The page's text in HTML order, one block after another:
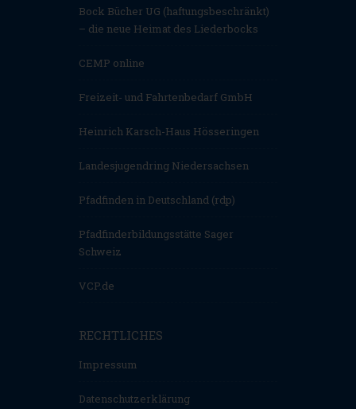
Bock Bücher UG (haftungsbeschränkt)
– die neue Heimat des Liederbocks
CEMP online
Freizeit- und Fahrtenbedarf GmbH
Heinrich Karsch-Haus Hösseringen
Landesjugendring Niedersachsen
Pfadfinden in Deutschland (rdp)
Pfadfinderbildungsstätte Sager
Schweiz
VCP.de
RECHTLICHES
Impressum
Datenschutzerklärung